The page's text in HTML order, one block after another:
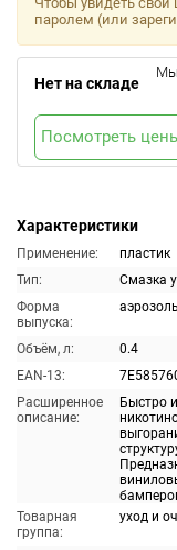
Характеристики
Применение:
пластик
Тип:
Смазка
Форма
выпуска:
аэрозоль
Объём, л:
0.4
EAN-13:
Расширенное
описание:
Быстро
Товарная
группа:
уход и
паролем (или
Нет на складе
Мы
Посмотреть